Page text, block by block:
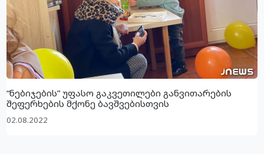
“ნებიჯების” უფასო გაკვეთილები განვითარების
შეფერხების მქონე ბავშვებისთვის
02.08.2022